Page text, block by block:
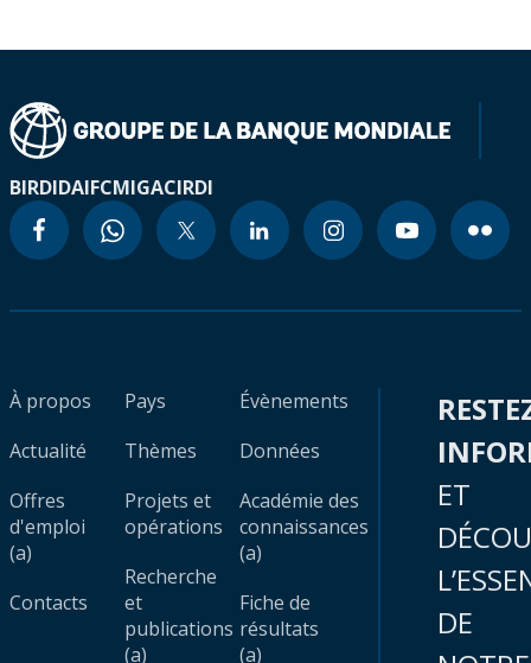
BIRDIDAIFCMIGACIRDI
À propos
Actualité
Offres
d'emploi
(a)
Contacts
Pays
Thèmes
Projets et
opérations
Recherche
et
publications
(a)
Évènements
Données
Académie des
connaissances
(a)
Fiche de
résultats
(a)
ET
DE